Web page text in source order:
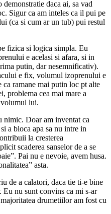
daca ai, sa vad
Sigur ca am inteles ca il pui pe
(ca si cum ar un tub) pui restul
fizica si logica simpla. Eu
e acelasi si afara, si in
putin, dar nesemnificativ).
e fix, volumul izoprenului e
ramane mai putin loc pt alte
problema cea mai mare a
lui.
nimic. Doar am inventat ca
a bloca apa sa nu intre in
la cresterea
scaderea sanselor de a se
Pai nu e nevoie, avem husa.
asta.
de a calatori, daca tie ti-e bine
Eu nu sunt convins ca mi s-ar
drumetiilor am fost cu